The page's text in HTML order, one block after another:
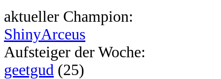
aktueller Champion:
ShinyArceus
Aufsteiger der Woche:
geetgud (25)